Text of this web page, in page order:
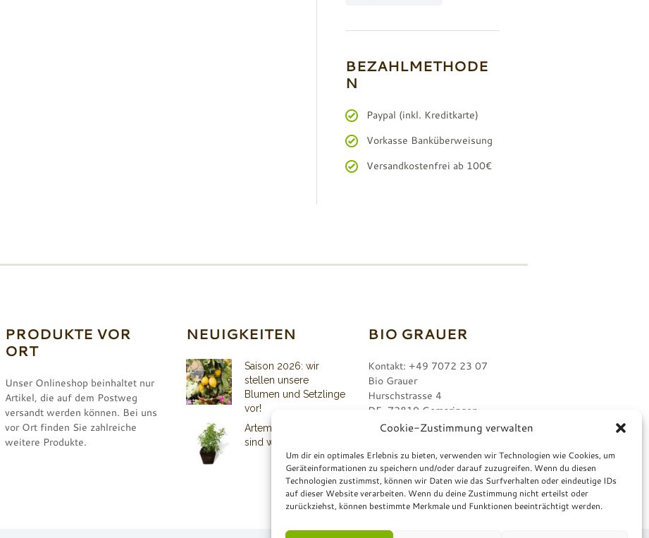
Cookie-Zustimmung verwalten
Um dir ein optimales Erlebnis zu bieten, verwenden wir Technologien wie Cookies, um
Geräteinformationen zu speichern und/oder darauf zuzugreifen. Wenn du diesen
Technologien zustimmst, können wir Daten wie das Surfverhalten oder eindeutige IDs
auf dieser Website verarbeiten. Wenn du deine Zustimmung nicht erteilst oder
zurückziehst, können bestimmte Merkmale und Funktionen beeinträchtigt werden.
BEZAHLMETHODE
N
Paypal (inkl. Kreditkarte)
Vorkasse Banküberweisung
Versandkostenfrei ab 100€
PRODUKTE VOR
ORT
Unser Onlineshop beinhaltet nur
Artikel, die auf dem Postweg
versandt werden können. Bei uns
vor Ort finden Sie zahlreiche
weitere Produkte.
NEUIGKEITEN
Saison 2026: wir
stellen unsere
Blumen und Setzlinge
vor!
Artemisia Pflanzen
sind wieder lieferbar.
BIO GRAUER
Kontakt: +49 7072 23 07
Bio Grauer
Hurschstrasse 4
DE-72810 Gomaringen